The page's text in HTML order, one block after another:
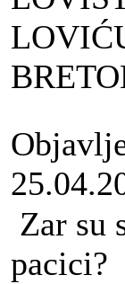
Zar su
pacici?